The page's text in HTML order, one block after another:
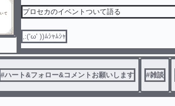
プロセカのイベントついて語る
,:('ω' ))ﾑｼｬﾑｼｬ
#ハート&フォロー&コメントお願いします #雑談